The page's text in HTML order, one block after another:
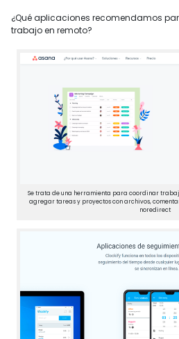
¿Qué aplicaciones recomendamos
trabajo en remoto?
Se trata de una herramienta para coordinar
agregar tareas y proyectos con archivos,
noredirect